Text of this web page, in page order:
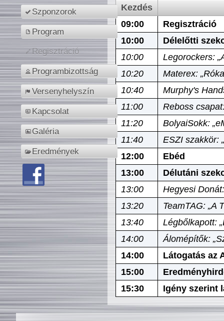
Szponzorok
Program
Regisztráció
Programbizottság
Versenyhelyszín
Kapcsolat
Galéria
Eredmények
Kezdés
09:00
Regisztráció
10:00
Délelőtti
10:00
Legorockers:
10:20
Materex:
10:40
Murphy's
11:00
Reboss
11:20
BolyaiSokk:
11:40
ESZI szakkör:
12:00
Ebéd
13:00
Délutáni
13:00
Hegyesi
13:20
TeamTAG: „A
13:40
Légbőlkapott:
14:00
Álomépítők:
14:00
Látogatás az
15:00
15:30
Igény szerint